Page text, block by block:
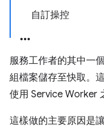
自訂操控
服務工作者的其中一
組檔案儲存至快取。
使用 Service Worker
這樣做的主要原因是